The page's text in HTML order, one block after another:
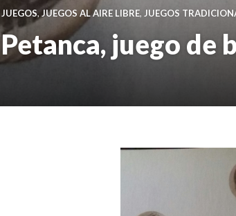
JUEGOS,JUEGOS AL AIRE LIBRE, JUEGOS
Petanca, juego de